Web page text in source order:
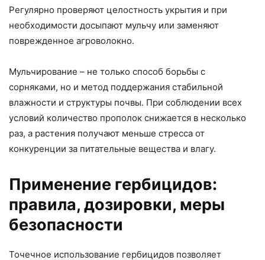
Регулярно проверяют целостность укрытия и при
необходимости досыпают мульчу или заменяют
поврежденное агроволокно.
Мульчирование – не только способ борьбы с
сорняками, но и метод поддержания стабильной
влажности и структуры почвы. При соблюдении всех
условий количество прополок снижается в несколько
раз, а растения получают меньше стресса от
конкуренции за питательные вещества и влагу.
Применение гербицидов:
правила, дозировки, меры
безопасности
Точечное использование гербицидов позволяет